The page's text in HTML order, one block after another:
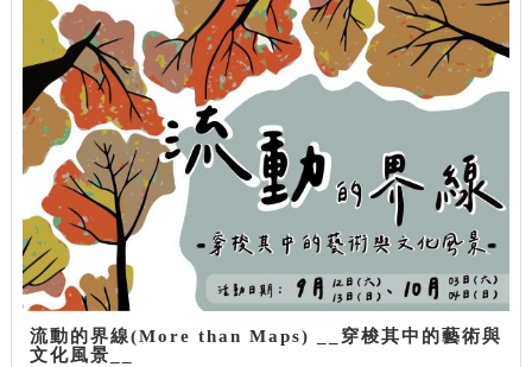
流動的界線(More than Maps) __穿梭其中的藝術與
文化風景__